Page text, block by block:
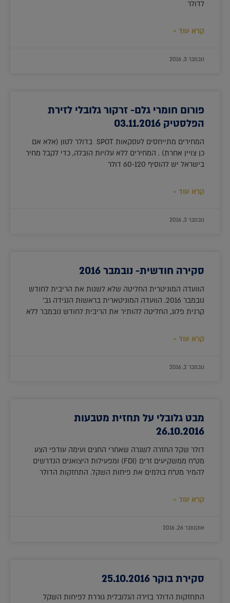
לדולר
קרא עוד »
נובמבר 3, 2016
פורום חומרי גלם- זרקור גלובלי לזירת
הפלסטיק 03.11.2016
המחירים מתייחסים לעסקאות SPOT בדולר לטון (אלא אם
כן צויין אחרת) . המחירים ללא עלויות הובלה, כדי לקבל מחיר
בישראל יש להוסיף 60-120 דולר
קרא עוד »
נובמבר 3, 2016
סקירה חודשית- נובמבר 2016
הוועדה המוניטרית החליטה שלא לשנות את הריבית לחודש
נובמבר 2016. הוועדה המוניטארית בראשות הנגידה גב'
קרנית פלוג, החליטה להותיר את הריבית לחודש נובמבר ללא
קרא עוד »
נובמבר 2, 2016
מבט גלובלי על תחזית מטבעות
26.10.2016
דולר שקל החזרה לשגרה שאחרי החגים ועימה עודפי הצע
מט"ח ממשקיעים זרים (FDI) ומפעילות היצואנים הנדרשים
להמיר מט"ח בולמים את פיחות השקל. התחזקות הדולר
קרא עוד »
אוקטובר 26, 2016
סקירת בוקר 25.10.2016
התחזקות הדולר בזירה הגלובלית גוררת לפיחות השקל